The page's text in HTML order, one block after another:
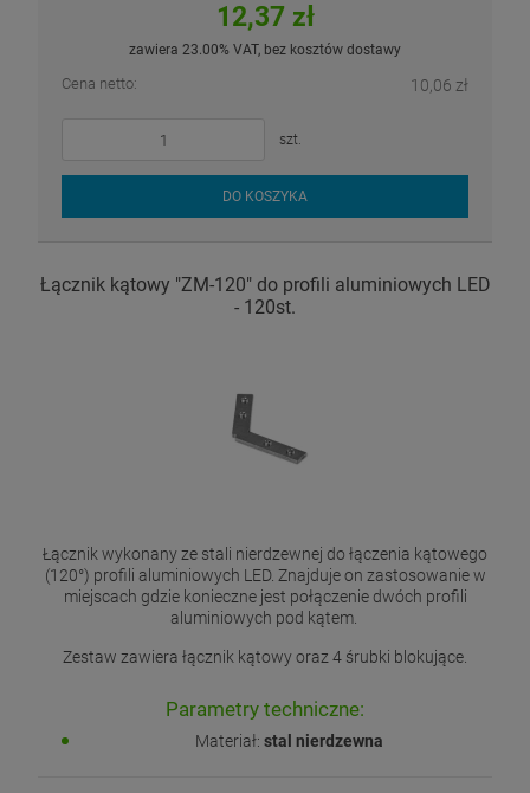
12,37 zł
zawiera 23.00% VAT, bez kosztów dostawy
Cena netto: 10,06 zł
szt.
DO KOSZYKA
Łącznik kątowy "ZM-120" do profili aluminiowych LED
- 120st.
Łącznik wykonany ze stali nierdzewnej do łączenia kątowego
(120°) profili aluminiowych LED. Znajduje on zastosowanie w
miejscach gdzie konieczne jest połączenie dwóch profili
aluminiowych pod kątem.
Zestaw zawiera łącznik kątowy oraz 4 śrubki blokujące.
Parametry techniczne:
Materiał: stal nierdzewna